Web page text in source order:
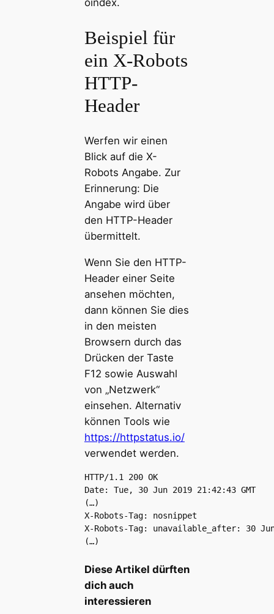
oindex.
Beispiel für
ein X-Robots
HTTP-
Header
Werfen wir einen
Blick auf die X-
Robots Angabe. Zur
Erinnerung: Die
Angabe wird über
den HTTP-Header
übermittelt.
Wenn Sie den HTTP-
Header einer Seite
ansehen möchten,
dann können Sie dies
in den meisten
Browsern durch das
Drücken der Taste
F12 sowie Auswahl
von „Netzwerk“
einsehen. Alternativ
können Tools wie
https://httpstatus.io/
verwendet werden.
HTTP/1.1 200 OK
Date: Tue, 30 Jun 2019 21:42:43 GMT
(…)
X-Robots-Tag: nosnippet
X-Robots-Tag: unavailable_after: 30
(…)
Diese Artikel dürften
dich auch
interessieren